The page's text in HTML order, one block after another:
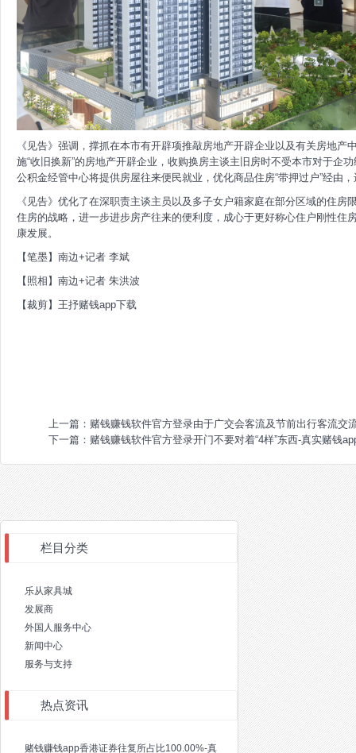
《见告》强调，撑抓在本市有开辟项推敲房地产开辟企业以及有关房地产
施“收旧换新”的房地产开辟企业，收购换房主谈主旧房时不受本市对于企
公积金经管中心将提供房屋往来便民就业，优化商品住房“带押过户”经由
《见告》优化了在深职责主谈主员以及多子女户籍家庭在部分区域的住
住房的战略，进一步进步房产往来的便利度，成心于更好称心住户刚性住
康发展。
【笔墨】南边+记者 李斌
【照相】南边+记者 朱洪波
【裁剪】王抒赌钱app下载
上一篇： 赌钱赚钱软件官方登录由于广交会客流及节前出行客流交
下一篇： 赌钱赚钱软件官方登录开门不要对着“4样”东西-真实赌钱
栏目分类
乐从家具城
发展商
外国人服务中心
新闻中心
服务与支持
热点资讯
赌钱赚钱app香港证券往复所占比100.00%-真